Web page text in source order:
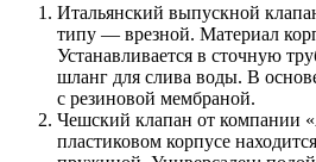
Итальянский выпускной
типу — врезной. Материал
Устанавливается в сточную
шланг для слива воды. В
с резиновой мембраной.
Чешский клапан от компании
пластиковом корпусе